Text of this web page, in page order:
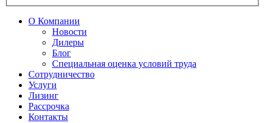
О Компании
Новости
Дилеры
Блог
Специальная оценка условий труда
Сотрудничество
Услуги
Лизинг
Рассрочка
Контакты